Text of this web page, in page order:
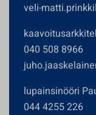
veli-
040 508 8966
lupainsinööri
044 4255 226